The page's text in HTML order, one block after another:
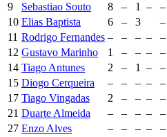
9
Sebastiao Souto 8 – 1 –
–
10 Elias Baptista 6 – 3
–
11 Rodrigo Fernandes – – – –
–
12 Gustavo Marinho 1 – – –
–
14 Tiago Antunes 2 – 1 –
–
15 Diogo Cerqueira – – – –
–
17 Tiago Vingadas 2 – – –
–
21 Duarte Almeida – – – –
–
27 Enzo Alves – – – –
–